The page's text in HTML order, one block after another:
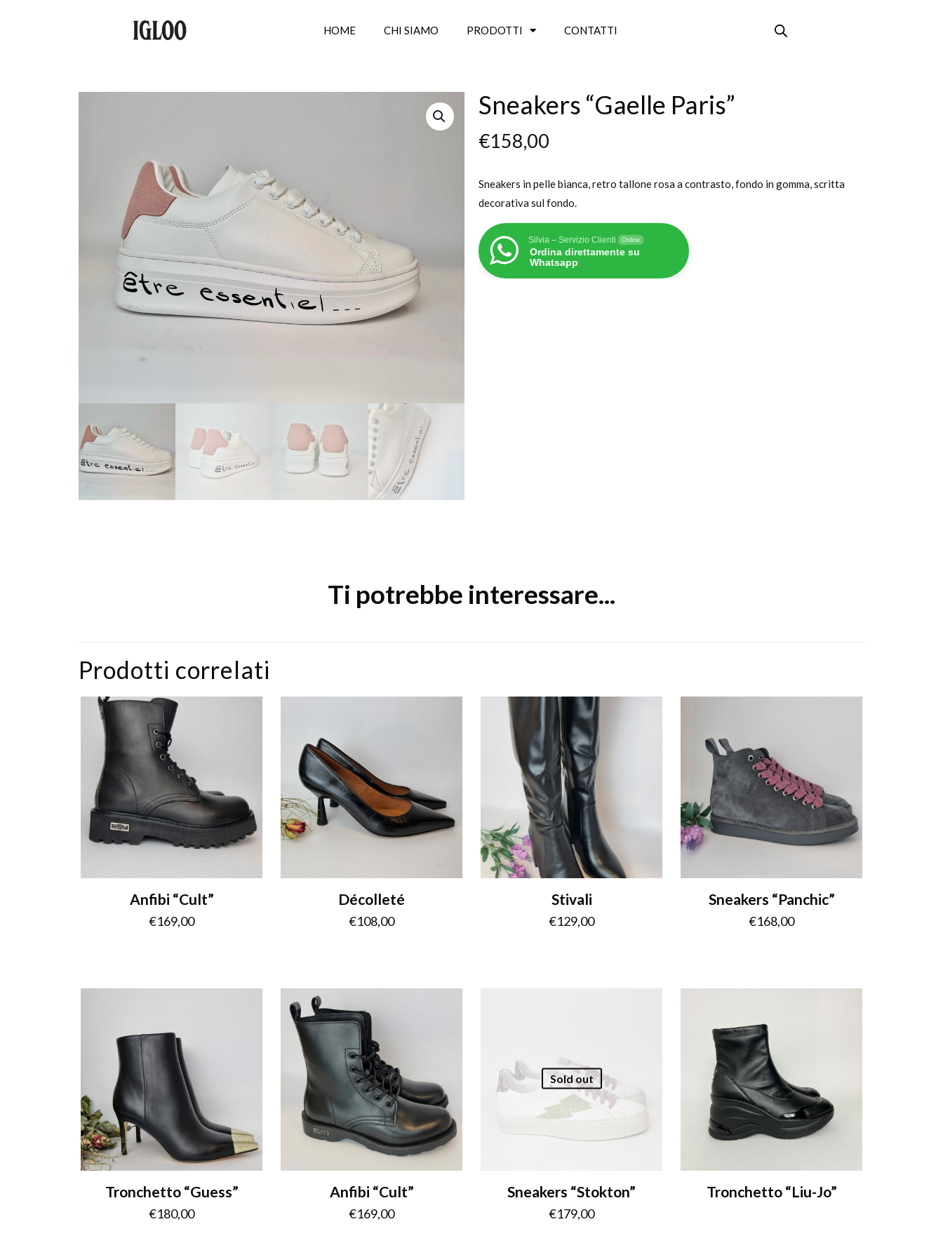
HOME CHI SIAMO PRODOTTI CONTATTI
Sneakers “Gaelle Paris”
€158,00
Sneakers in pelle bianca, retro tallone rosa a contrasto, fondo in gomma, scritta
decorativa sul fondo.
Silvia – Servizio Clienti Online
Ordina direttamente su
Whatsapp
Ti potrebbe interessare...
Prodotti correlati
Anfibi “Cult”
€169,00
Décolleté
€108,00
Stivali
€129,00
Sneakers “Panchic”
€168,00
Tronchetto “Guess”
€180,00
Anfibi “Cult”
€169,00
Sold out
Sneakers “Stokton”
€179,00
Tronchetto “Liu-Jo”